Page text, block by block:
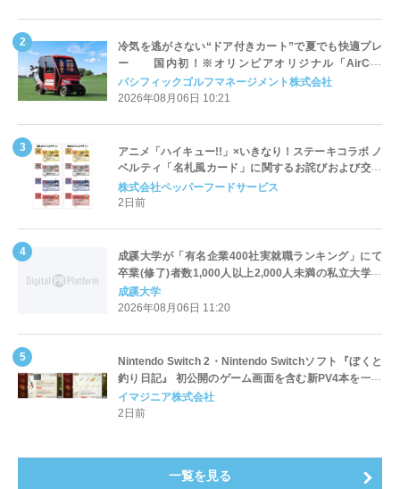
冷気を逃がさない“ドア付きカート”で夏でも快適プレ
ー 国内初！※オリンピアオリジナル「AirCon
Cart（エアコンカート）」導入 | ＰＧＭ
パシフィックゴルフマネージメント株式会社
2026年08月06日 10:21
アニメ「ハイキュー!!」×いきなり！ステーキコラボ ノ
ベルティ「名札風カード」に関するお詫びおよび交換
対応についてのご案内
株式会社ペッパーフードサービス
2日前
成蹊大学が「有名企業400社実就職ランキング」にて
卒業(修了)者数1,000人以上2,000人未満の私立大学で
全国第1位を獲得！～実就職率は26.5%（前年比＋
4.3pt）に伸長、東京の私立大学でも10位にランクイン
成蹊大学
2026年08月06日 11:20
Nintendo Switch 2・Nintendo Switchソフト『ぼくと
釣り日記』 初公開のゲーム画面を含む新PV4本を一挙
公開！
イマジニア株式会社
2日前
一覧を見る